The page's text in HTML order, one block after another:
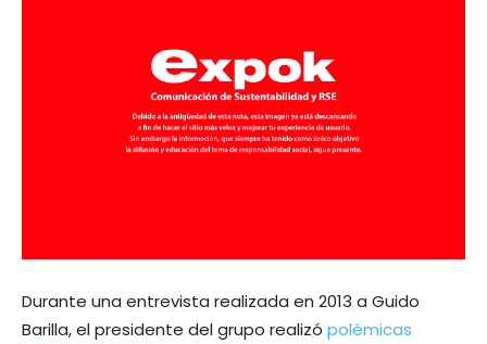
Durante una entrevista realizada en 2013 a Guido
Barilla, el presidente del grupo realizó polémicas